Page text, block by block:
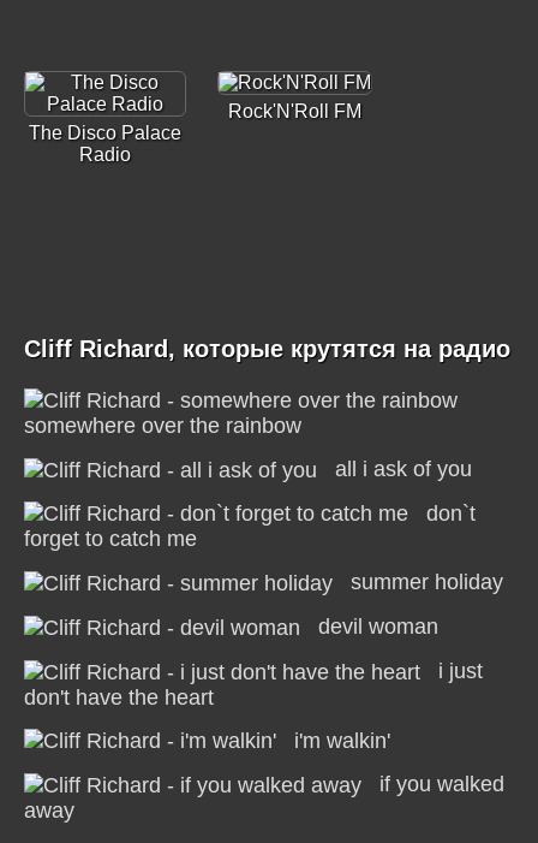
The Disco Palace
Radio
Rock'N'Roll FM
Cliff Richard, которые крутятся на радио
somewhere over the rainbow
all i ask of you
don`t
forget to catch me
summer holiday
devil woman
i just
don't have the heart
i'm walkin'
if you walked
away